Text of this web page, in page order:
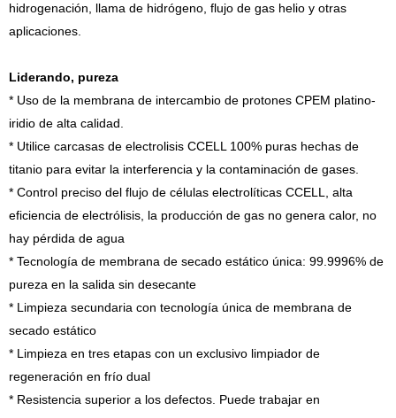
hidrogenación, llama de hidrógeno, flujo de gas helio y otras
aplicaciones.
Liderando, pureza
* Uso de la membrana de intercambio de protones CPEM platino-
iridio de alta calidad.
* Utilice carcasas de electrolisis CCELL 100% puras hechas de
titanio para evitar la interferencia y la contaminación de gases.
* Control preciso del flujo de células electrolíticas CCELL, alta
eficiencia de electrólisis, la producción de gas no genera calor, no
hay pérdida de agua
* Tecnología de membrana de secado estático única: 99.9996% de
pureza en la salida sin desecante
* Limpieza secundaria con tecnología única de membrana de
secado estático
* Limpieza en tres etapas con un exclusivo limpiador de
regeneración en frío dual
* Resistencia superior a los defectos. Puede trabajar en